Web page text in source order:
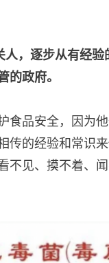
，逐步从有经
的政府。
食品安全，因为
传的经验和常识
不见、摸不着、